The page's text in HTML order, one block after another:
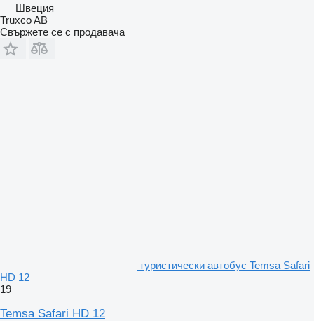
Швеция
Truxco AB
Свържете се с продавача
туристически автобус Temsa Safari
HD 12
19
Temsa Safari HD 12